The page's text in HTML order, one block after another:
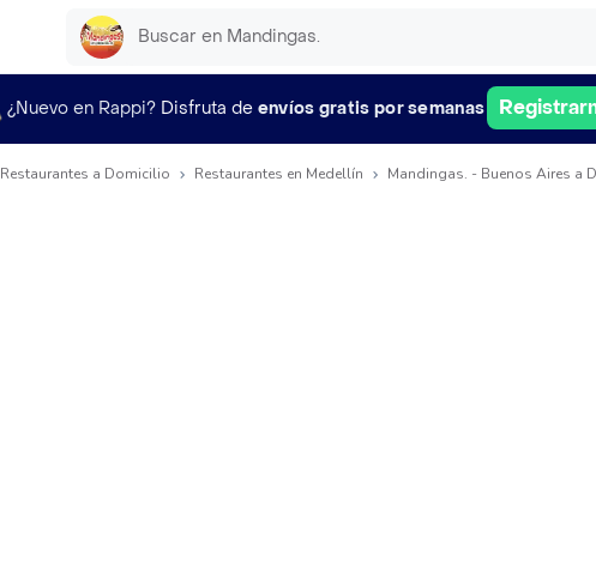
¿Nuevo en Rappi? Disfruta de envíos gratis por semanas
Restaurantes a Domicilio Restaurantes en Medellín Mandingas. - Buenos Aires a